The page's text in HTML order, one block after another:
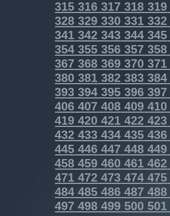
315 316 317 318 319
328 329 330 331 332
341 342 343 344 345
354 355 356 357 358
367 368 369 370 371
380 381 382 383 384
393 394 395 396 397
406 407 408 409 410
419 420 421 422 423
432 433 434 435 436
445 446 447 448 449
458 459 460 461 462
471 472 473 474 475
484 485 486 487 488
497 498 499 500 501